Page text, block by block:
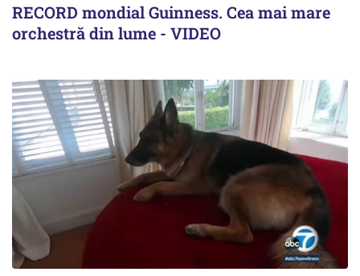
RECORD mondial Guinness. Cea mai mare
orchestră din lume - VIDEO